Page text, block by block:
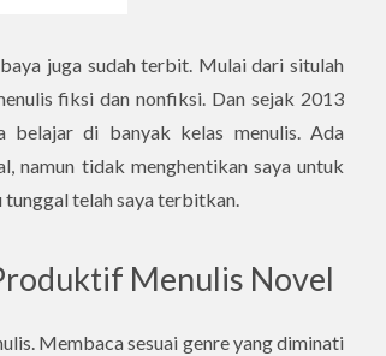
juga sudah terbit. Mulai dari situlah
fiksi dan nonfiksi. Dan sejak 2013
belajar di banyak kelas menulis. Ada
namun tidak menghentikan saya untuk
telah saya terbitkan.
Menulis Novel
Membaca sesuai genre yang diminati